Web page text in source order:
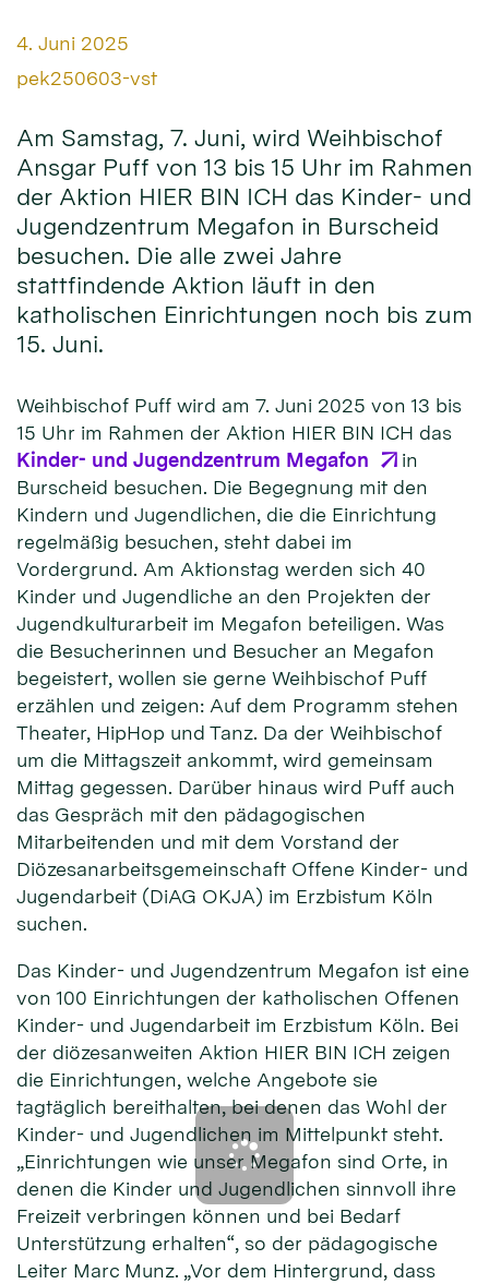
Datum:
4. Juni 2025
Von:
pek250603-vst
Am Samstag, 7. Juni, wird Weihbischof
Ansgar Puff von 13 bis 15 Uhr im Rahmen
der Aktion HIER BIN ICH das Kinder- und
Jugendzentrum Megafon in Burscheid
besuchen. Die alle zwei Jahre
stattfindende Aktion läuft in den
katholischen Einrichtungen noch bis zum
15. Juni.
Weihbischof Puff wird am 7. Juni 2025 von 13 bis
15 Uhr im Rahmen der Aktion HIER BIN ICH das
Kinder- und Jugendzentrum Megafon
in
Burscheid besuchen. Die Begegnung mit den
Kindern und Jugendlichen, die die Einrichtung
regelmäßig besuchen, steht dabei im
Vordergrund. Am Aktionstag werden sich 40
Kinder und Jugendliche an den Projekten der
Jugendkulturarbeit im Megafon beteiligen. Was
die Besucherinnen und Besucher an Megafon
begeistert, wollen sie gerne Weihbischof Puff
erzählen und zeigen: Auf dem Programm stehen
Theater, HipHop und Tanz. Da der Weihbischof
um die Mittagszeit ankommt, wird gemeinsam
Mittag gegessen. Darüber hinaus wird Puff auch
das Gespräch mit den pädagogischen
Mitarbeitenden und mit dem Vorstand der
Diözesanarbeitsgemeinschaft Offene Kinder- und
Jugendarbeit (DiAG OKJA) im Erzbistum Köln
suchen.
Das Kinder- und Jugendzentrum Megafon ist eine
von 100 Einrichtungen der katholischen Offenen
Kinder- und Jugendarbeit im Erzbistum Köln. Bei
der diözesanweiten Aktion HIER BIN ICH zeigen
die Einrichtungen, welche Angebote sie
tagtäglich bereithalten, bei denen das Wohl der
Kinder- und Jugendlichen im Mittelpunkt steht.
„Einrichtungen wie unser Megafon sind Orte, in
denen die Kinder und Jugendlichen sinnvoll ihre
Freizeit verbringen können und bei Bedarf
Unterstützung erhalten“, so der pädagogische
Leiter Marc Munz. „Vor dem Hintergrund, dass